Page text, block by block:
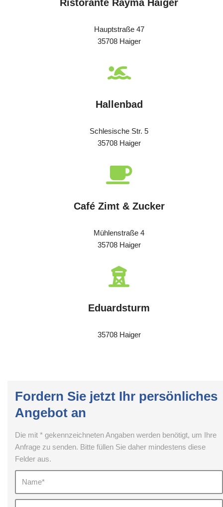
Ristorante Rayma Haiger
Hauptstraße 47
35708 Haiger
Hallenbad
Schlesische Str. 5
35708 Haiger
Café Zimt & Zucker
Mühlenstraße 4
35708 Haiger
Eduardsturm
35708 Haiger
Fordern Sie jetzt Ihr persönliches
Angebot an
Die mit * gekennzeichneten Angaben werden benötigt, um Ihre
Anfrage zu senden. Bitte füllen Sie daher mindestens diese
Felder aus.